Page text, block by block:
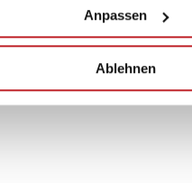
Anpassen
Ablehnen